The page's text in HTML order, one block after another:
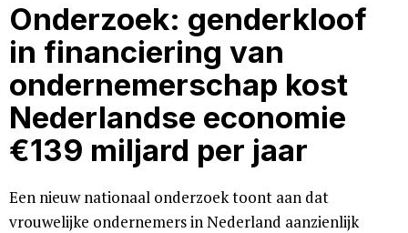
Onderzoek: genderkloof
in financiering van
ondernemerschap kost
Nederlandse economie
€139 miljard per jaar
Een nieuw nationaal onderzoek toont aan dat
vrouwelijke ondernemers in Nederland aanzienlijk